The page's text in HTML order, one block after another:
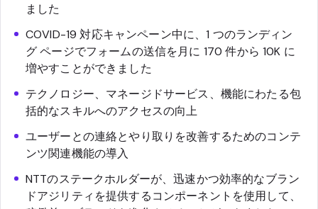
ました
COVID-19 対応キャンペーン中に、1 つのランディン
グ ページでフォームの送信を月に 170 件から 10K に
増やすことができました
テクノロジー、マネージドサービス、機能にわたる包
括的なスキルへのアクセスの向上
ユーザーとの連絡とやり取りを改善するためのコンテ
ンツ関連機能の導入
NTTのステークホルダーが、迅速かつ効率的なブラン
ドアジリティを提供するコンポーネントを使用して、